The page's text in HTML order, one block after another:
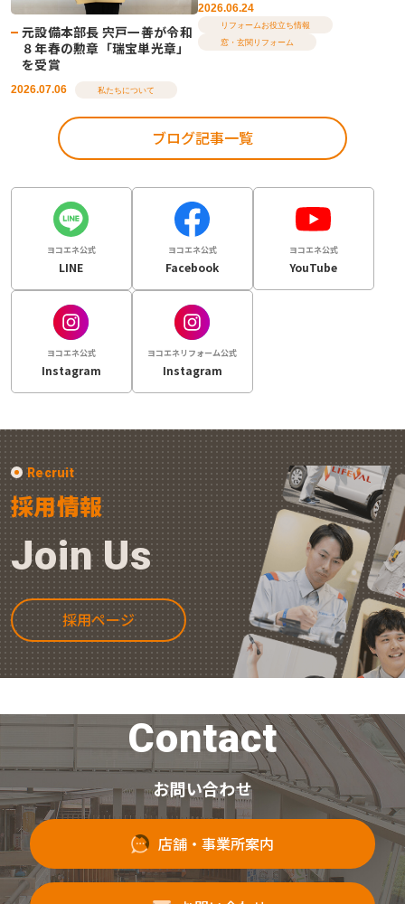
元設備本部長 宍戸一善が令和
８年春の勲章「瑞宝単光章」
を受賞
2026.07.06 私たちについて
2026.06.24
リフォームお役立ち情報
窓・玄関リフォーム
ブログ記事一覧
ヨコエネ公式
LINE
ヨコエネ公式
Facebook
ヨコエネ公式
YouTube
ヨコエネ公式
Instagram
ヨコエネリフォーム公式
Instagram
Recruit
採用情報
Join Us
採用ページ
Contact
お問い合わせ
店舗・事業所案内